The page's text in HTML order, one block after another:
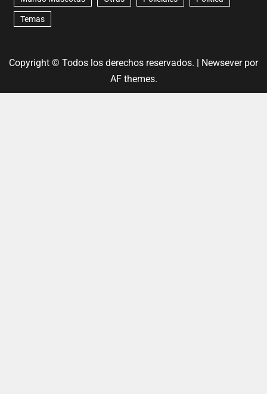
Temas
Copyright © Todos los derechos reservados. | Newseverpor
AF themes.